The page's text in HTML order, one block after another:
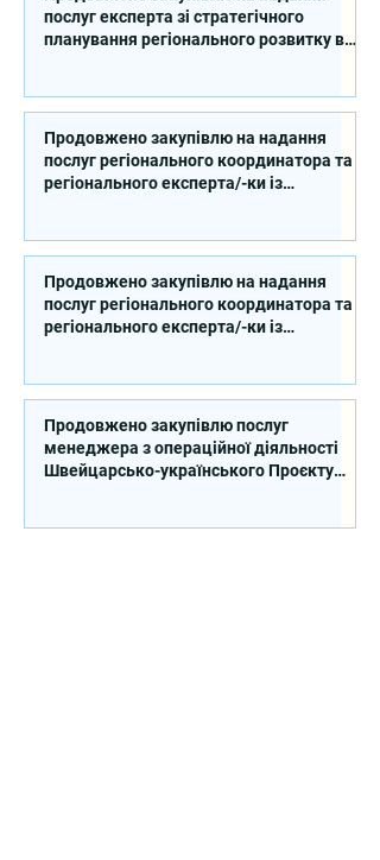
послуг експерта зі стратегічного
планування регіонального розвитку в
Продовжено закупівлю на надання
послуг регіонального координатора та
регіонального експерта/-ки із
Продовжено закупівлю на надання
послуг регіонального координатора та
регіонального експерта/-ки із
Продовжено закупівлю послуг
менеджера з операційної діяльності
Швейцарсько-українського Проєкту